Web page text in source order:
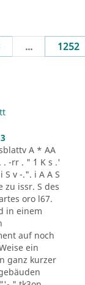
... 1252
A * AA
-rr . " ´1 K s .'
v -.". i A A S
zu issr. S des
oro l67.
in einem
auf noch
ein
ganz kurzer